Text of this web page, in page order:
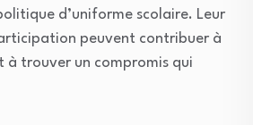
d’uniforme scolaire. Leur
peuvent contribuer à
à trouver un compromis qui